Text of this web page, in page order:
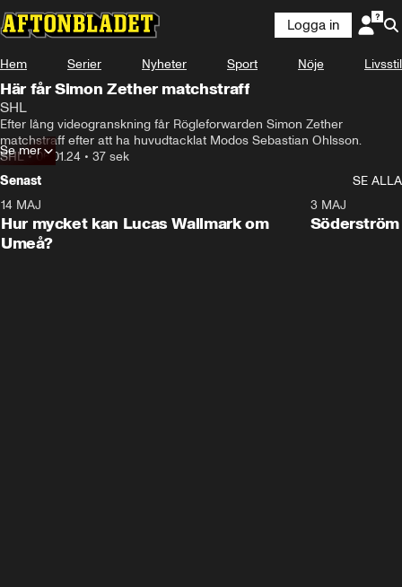
Logga in
Hem Serier Nyheter Sport Nöje Livsstil
Här får Simon Zether matchstraff
SHL
Efter lång videogranskning får Rögleforwarden Simon Zether
matchstraff efter att ha huvudtacklat Modos Sebastian Ohlsson.
SHL•06.01.24 • 37 sek
Se mer
Senast
SE ALLA
Plus
14 MAJ
Hur mycket kan Lucas Wallmark om
Umeå?
3 MAJ